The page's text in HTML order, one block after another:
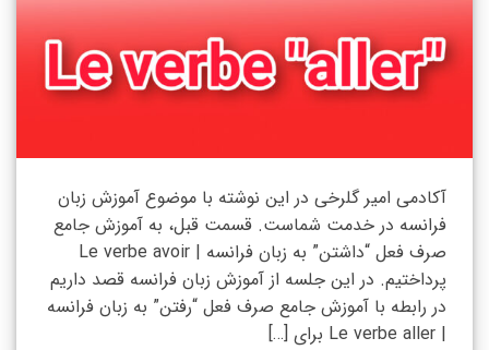
آکادمی امیر گلرخی در این نوشته با موضوع آموزش زبان
فرانسه در خدمت شماست. قسمت قبل، به آموزش جامع
صرف فعل “داشتن” به زبان فرانسه | Le verbe avoir
پرداختیم. در این جلسه از آموزش زبان فرانسه قصد داریم
در رابطه با آموزش جامع صرف فعل “رفتن” به زبان فرانسه
| Le verbe aller برای […]